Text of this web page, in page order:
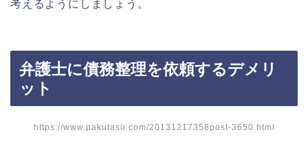
考えるようにしましょう。
弁護士に債務整理を依頼するデメリ
ット
https://www.pakutaso.com/20131217358post-3650.html